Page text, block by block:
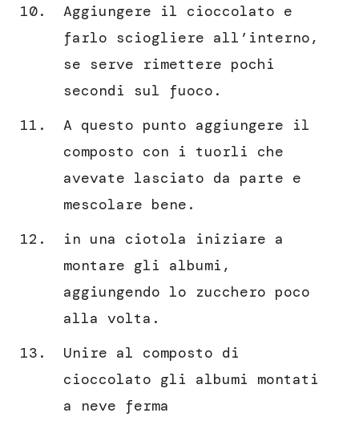
Aggiungere il cioccolato e
farlo sciogliere all’interno,
se serve rimettere pochi
secondi sul fuoco.
A questo punto aggiungere il
composto con i tuorli che
avevate lasciato da parte e
mescolare bene.
in una ciotola iniziare a
montare gli albumi,
aggiungendo lo zucchero poco
alla volta.
Unire al composto di
cioccolato gli albumi montati
a neve ferma